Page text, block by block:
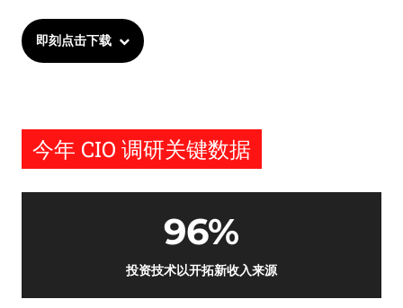
即刻点击下载
今年 CIO 调研关键数据
96%
投资技术以开拓新收入来源